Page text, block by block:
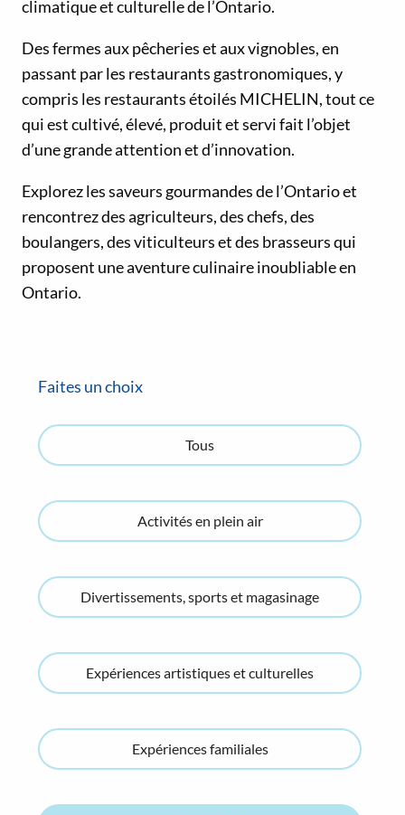
climatique et culturelle de l’Ontario.
Des fermes aux pêcheries et aux vignobles, en
passant par les restaurants gastronomiques, y
compris les restaurants étoilés MICHELIN, tout ce
qui est cultivé, élevé, produit et servi fait l’objet
d’une grande attention et d’innovation.
Explorez les saveurs gourmandes de l’Ontario et
rencontrez des agriculteurs, des chefs, des
boulangers, des viticulteurs et des brasseurs qui
proposent une aventure culinaire inoubliable en
Ontario.
Faites un choix
Tous
Activités en plein air
Divertissements, sports et magasinage
Expériences artistiques et culturelles
Expériences familiales